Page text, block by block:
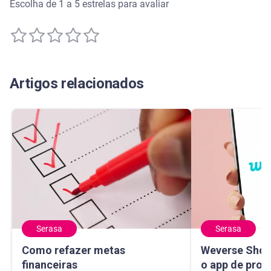
Escolha de 1 a 5 estrelas para avaliar
Artigos relacionados
Serasa
Como refazer metas
financeiras
Como refazer metas financeiras
Serasa
Weverse
o app de
Weverse Shop: